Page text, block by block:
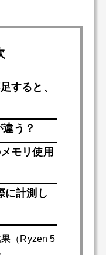
すると、
う？
モリ使用
に計測し
（Ryzen 5